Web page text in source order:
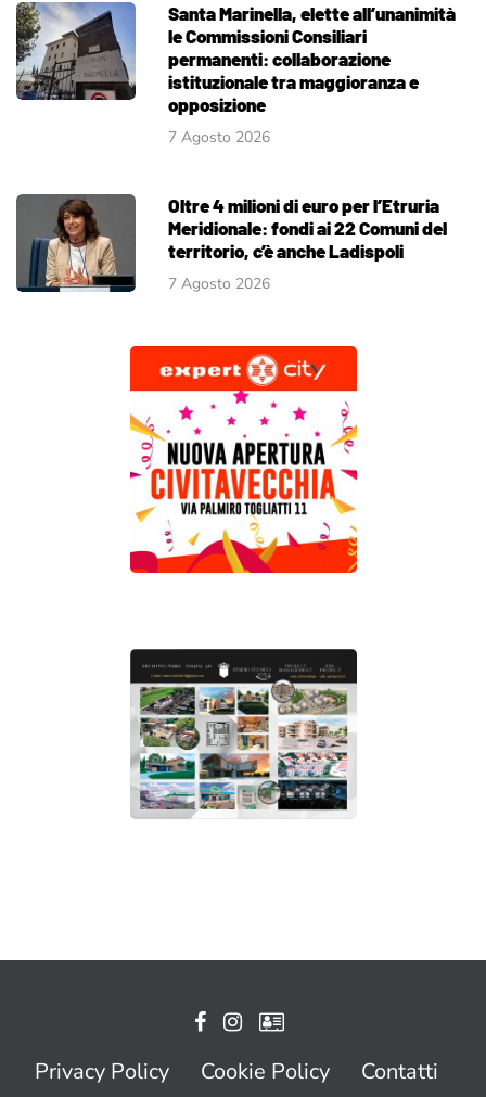
Santa Marinella, elette all’unanimità
le Commissioni Consiliari
permanenti: collaborazione
istituzionale tra maggioranza e
opposizione
7 Agosto 2026
Oltre 4 milioni di euro per l’Etruria
Meridionale: fondi ai 22 Comuni del
territorio, c’è anche Ladispoli
7 Agosto 2026
Privacy Policy Cookie Policy
Contatti